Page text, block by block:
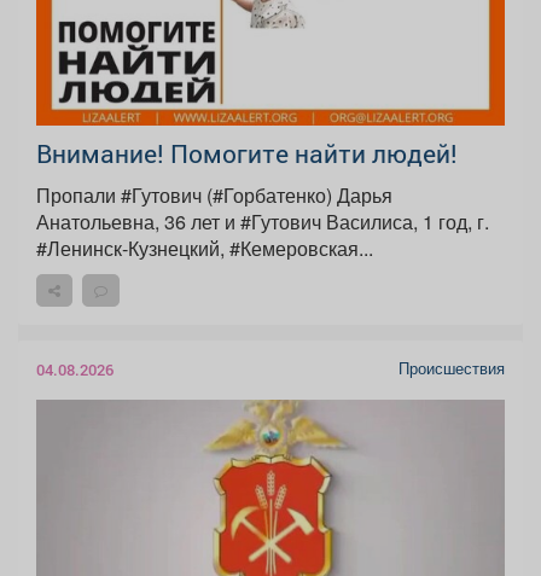
Внимание! Помогите найти людей!
Пропали #Гутович (#Горбатенко) Дарья
Анатольевна, 36 лет и #Гутович Василиса, 1 год, г.
#Ленинск-Кузнецкий, #Кемеровская...
04.08.2026 Происшествия